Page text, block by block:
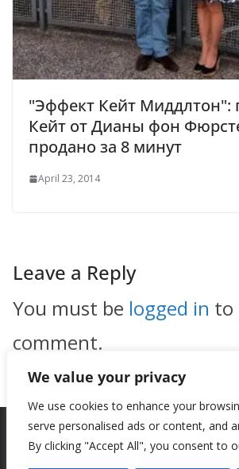
We value your privacy
We use cookies to enhance your
serve personalised ads or content, and
By clicking "Accept All", you consent to
"Эффект Кейт Миддлтон":
Кейт от Дианы фон
продано за 8 минут
April 23, 2014
Leave a Reply
You must be logged in to
comment.